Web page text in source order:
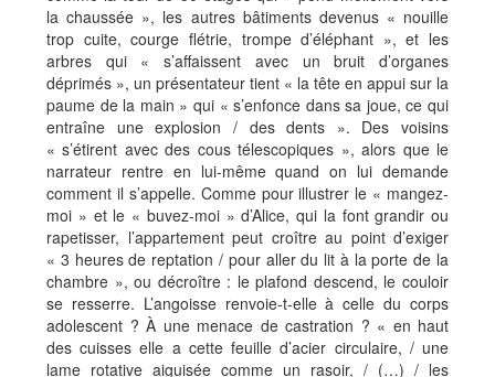
la chaussée », les autres bâtiments devenus « nouille
trop cuite, courge flétrie, trompe d’éléphant », et les
arbres qui « s’affaissent avec un bruit d’organes
déprimés », un présentateur tient « la tête en appui sur la
paume de la main » qui « s’enfonce dans sa joue, ce qui
entraîne une explosion / des dents ». Des voisins
« s’étirent avec des cous télescopiques », alors que le
narrateur rentre en lui-même quand on lui demande
comment il s’appelle. Comme pour illustrer le « mangez-
moi » et le « buvez-moi » d’Alice, qui la font grandir ou
rapetisser, l’appartement peut croître au point d’exiger
« 3 heures de reptation / pour aller du lit à la porte de la
chambre », ou décroître : le plafond descend, le couloir
se resserre. L’angoisse renvoie-t-elle à celle du corps
adolescent ? À une menace de castration ? « en haut
des cuisses elle a cette feuille d’acier circulaire, / une
lame rotative aiguisée comme un rasoir, / (…) / les